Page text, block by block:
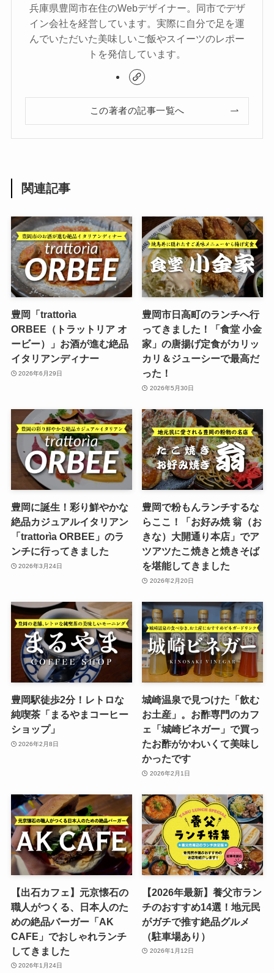
兵庫県豊岡市在住のWebデザイナー。同市でデザ
イン会社を経営しています。実際に自分で足を運
んでいただいた美味しいご飯やスイーツのレポー
トを発信しています。
この著者の記事一覧へ
関連記事
豊岡「trattorìa
ORBEE（トラットリア オ
ービー）」お酒が進む絶品
イタリアンディナー
2026年6月29日
豊岡市日高町のランチへ行
ってきました！「食堂 小金
家」の唐揚げ定食がカリッ
カリ＆ジューシーで最高だ
った！
2026年5月30日
豊岡に誕生！彩り鮮やかな
絶品カジュアルイタリアン
「trattorìa ORBEE」のラ
ンチに行ってきました
2026年3月24日
豊岡で粉もんランチするな
らここ！「お好み焼 翁（お
きな）大開通り本店」でア
ツアツたこ焼きと焼きそば
を堪能してきました
2026年2月20日
豊岡駅徒歩2分！レトロな
純喫茶「まるやまコーヒー
ショップ」
2026年2月8日
城崎温泉で見つけた「飲む
お土産」。お酢専門のカフ
ェ「城崎ビネガー」で買っ
たお酢がかわいくて美味し
かったです
2026年2月1日
【出石カフェ】元京懐石の
職人がつくる、日本人のた
めの絶品バーガー「AK
CAFE」でおしゃれランチ
してきました
2026年1月24日
【2026年最新】養父市ラン
チのおすすめ14選！地元民
がガチで推す絶品グルメ
（駐車場あり）
2026年1月12日